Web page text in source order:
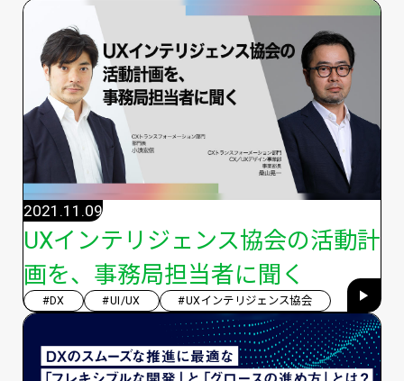
UXインテリジェンス協会の活動計
画を、事務局担当者に聞く
2021.11.09
#DX #UI/UX #UXインテリジェンス協会